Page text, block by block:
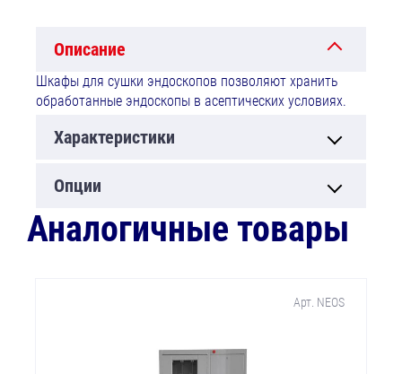
Описание
Шкафы для сушки эндоскопов позволяют хранить
обработанные эндоскопы в асептических условиях.
Характеристики
Опции
Аналогичные товары
Арт. NEOS